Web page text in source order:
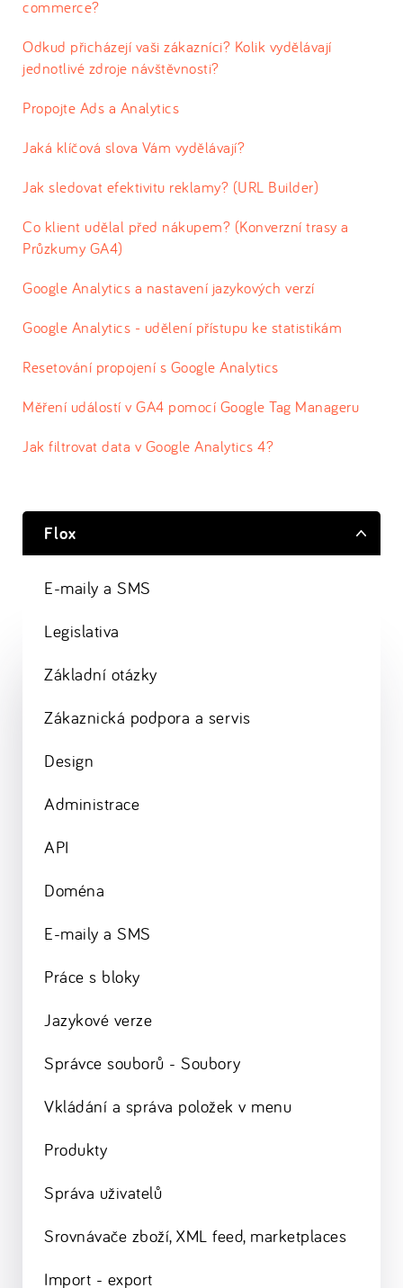
commerce?
Odkud přicházejí vaši zákazníci? Kolik vydělávají
jednotlivé zdroje návštěvnosti?
Propojte Ads a Analytics
Jaká klíčová slova Vám vydělávají?
Jak sledovat efektivitu reklamy? (URL Builder)
Co klient udělal před nákupem? (Konverzní trasy a
Průzkumy GA4)
Google Analytics a nastavení jazykových verzí
Google Analytics - udělení přístupu ke statistikám
Resetování propojení s Google Analytics
Měření událostí v GA4 pomocí Google Tag Manageru
Jak filtrovat data v Google Analytics 4?
Flox
E-maily a SMS
Legislativa
Základní otázky
Zákaznická podpora a servis
Design
Administrace
API
Doména
E-maily a SMS
Práce s bloky
Jazykové verze
Správce souborů - Soubory
Vkládání a správa položek v menu
Produkty
Správa uživatelů
Srovnávače zboží, XML feed, marketplaces
Import - export